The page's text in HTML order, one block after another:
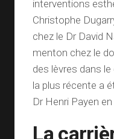
interventions
Christophe
chez le Dr David
menton chez le
des lèvres dans
la plus récente a
Dr Henri Payen
La